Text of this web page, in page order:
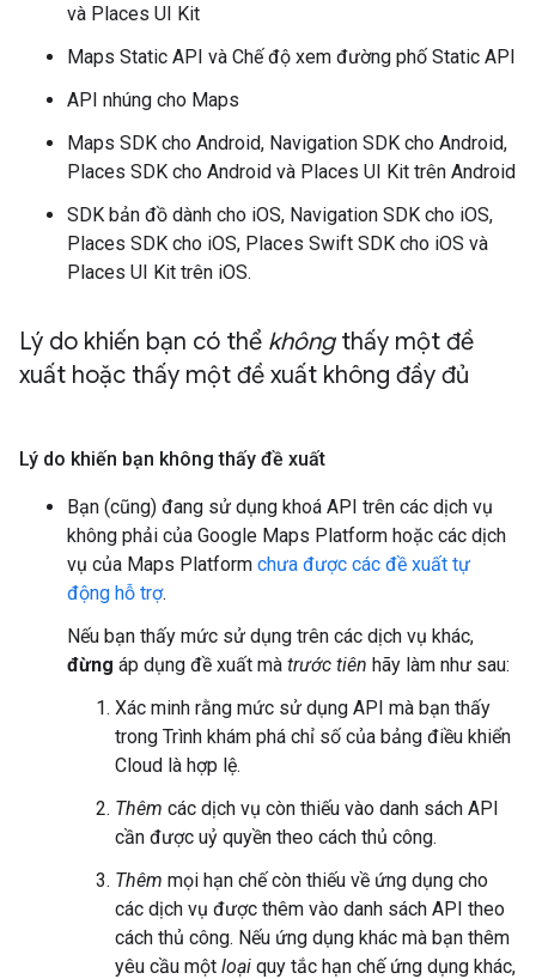
và Places UI Kit
Maps Static API và Chế độ xem đường phố Static API
API nhúng cho Maps
Maps SDK cho Android, Navigation SDK cho Android,
Places SDK cho Android và Places UI Kit trên Android
SDK bản đồ dành cho iOS, Navigation SDK cho iOS,
Places SDK cho iOS, Places Swift SDK cho iOS và
Places UI Kit trên iOS.
Lý do khiến bạn có thể khôngthấy một đề
xuất hoặc thấy một đề xuất không đầy đủ
Lý do khiến bạn không thấy đề xuất
Bạn (cũng) đang sử dụng khoá API trên các dịch vụ
không phải của Google Maps Platform hoặc các dịch
vụ của Maps Platform chưa được các đề xuất tự
động hỗ trợ.
Nếu bạn thấy mức sử dụng trên các dịch vụ khác,
đừng áp dụng đề xuất mà trước tiên hãy làm như sau:
Xác minh rằng mức sử dụng API mà bạn thấy
trong Trình khám phá chỉ số của bảng điều khiển
Cloud là hợp lệ.
Thêm các dịch vụ còn thiếu vào danh sách API
cần được uỷ quyền theo cách thủ công.
Thêm mọi hạn chế còn thiếu về ứng dụng cho
các dịch vụ được thêm vào danh sách API theo
cách thủ công. Nếu ứng dụng khác mà bạn thêm
yêu cầu một loại quy tắc hạn chế ứng dụng khác,